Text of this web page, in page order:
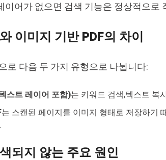
이어가 없으면 검색 기능은 정상적으로
이미지 기반 PDF의 차이
로 다음 두 가지 유형으로 나뉩니다:
스트 레이어 포함)는 키워드 검색,텍스트 복
는 스캔된 페이지를 이미지 형태로 저장하기
되지 않는 주요 원인